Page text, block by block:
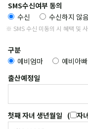
SMS수신여부 동의
수신
수신하지 않
※ SMS 수신 미동의 시 혜택 및
구분
예비엄마
예비아빠
출산예정일
첫째 자녀 생년월일 ( 자